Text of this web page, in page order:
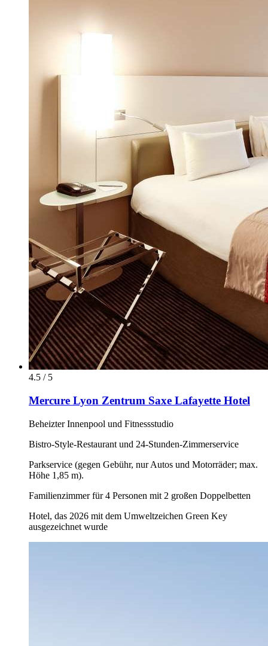
4.5 / 5
Mercure Lyon Zentrum Saxe Lafayette Hotel
Beheizter Innenpool und Fitnessstudio
Bistro-Style-Restaurant und 24-Stunden-Zimmerservice
Parkservice (gegen Gebühr, nur Autos und Motorräder; max.
Höhe 1,85 m).
Familienzimmer für 4 Personen mit 2 großen Doppelbetten
Hotel, das 2026 mit dem Umweltzeichen Green Key
ausgezeichnet wurde